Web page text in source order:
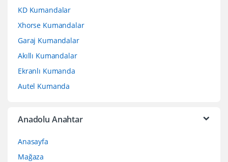
KD Kumandalar
Xhorse Kumandalar
Garaj Kumandalar
Akıllı Kumandalar
Ekranlı Kumanda
Autel Kumanda
Anadolu Anahtar
Anasayfa
Mağaza